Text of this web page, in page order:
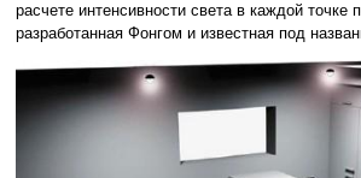
расчете интенсивности света в каждой точке
разработанная Фонгом и известная под